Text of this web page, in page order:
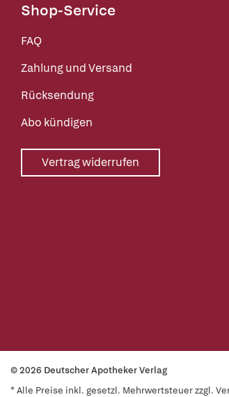
Shop-Service
FAQ
Zahlung und Versand
Rücksendung
Abo kündigen
Vertrag widerrufen
© 2026 Deutscher Apotheker Verlag
* Alle Preise inkl. gesetzl. Mehrwertsteuer zzgl.